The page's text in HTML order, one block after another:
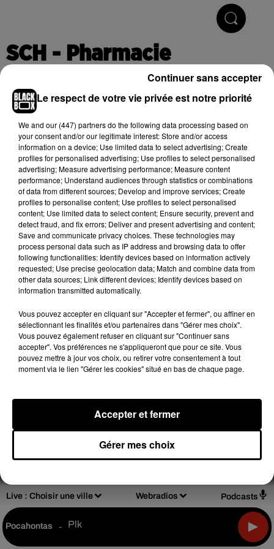
Live : Choisir une ville Webradios Podcasts
Pocahontas - Plk
SCH - Pharmacie
Publié : 10 octobre 2018 à 15h33
Cet élément est masqué compte-tenu du refus du
dépôt de cookies que vous avez exprimé. Si vous
souhaitez l'afficher, merci de nous donner votre accord
en cliquant sur le bouton ci-dessous.
Afficher l'élément
(C) 2018
DesignOlivier Varma
Mentions légales
2025 2024
Le respect de votre vie privée est notre priorité
We and our (447) partnersdo the following data processing based on
your consent and/or our legitimate interest: Store and/or access
information on a device; Use limited data to select advertising; Create
profiles for personalised advertising; Use profiles to select personalised
advertising; Measure advertising performance; Measure content
performance; Understand audiences through statistics or combinations
of data from different sources; Develop and improve services; Create
profiles to personalise content; Use profiles to select personalised
content; Use limited data to select content; Ensure security, prevent and
detect fraud, and fix errors; Deliver and present advertising and content;
Save and communicate privacy choices. These technologies may
process personal data such as IP address and browsing data to offer
following functionalities: Identify devices based on information actively
requested; Use precise geolocation data; Match and combine data from
other data sources; Link different devices; Identify devices based on
information transmitted automatically.
Vous pouvez accepter en cliquant sur "Accepter et fermer", ou affiner en
sélectionnant les finalités et/ou partenaires dans "Gérer mes choix".
Vous pouvez également refuser en cliquant sur "Continuer sans
accepter". Vos préférences ne s'appliqueront que pour ce site. Vous
pouvez mettre à jour vos choix, ou retirer votre consentement à tout
moment via le lien "Gérer les cookies" situé en bas de chaque page.
Gérer mes choix
Accepter et fermer
Continuer sans accepter